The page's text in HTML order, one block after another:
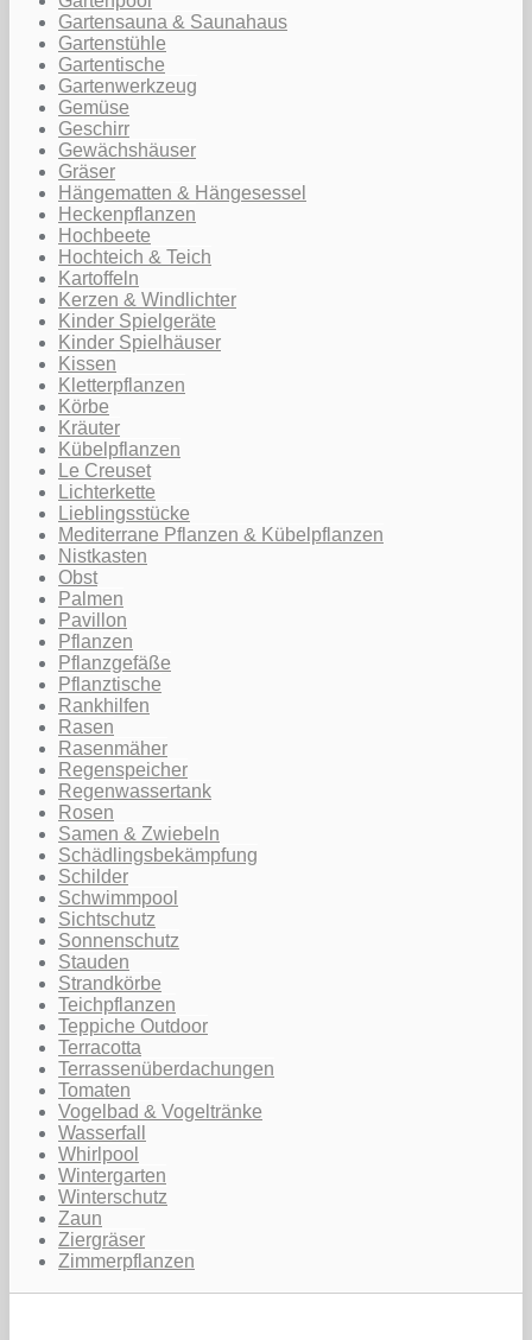
Gartensauna & Saunahaus
Gartenstühle
Gartentische
Gartenwerkzeug
Gemüse
Geschirr
Gewächshäuser
Gräser
Hängematten & Hängesessel
Heckenpflanzen
Hochbeete
Hochteich & Teich
Kartoffeln
Kerzen & Windlichter
Kinder Spielgeräte
Kinder Spielhäuser
Kissen
Kletterpflanzen
Körbe
Kräuter
Kübelpflanzen
Le Creuset
Lichterkette
Lieblingsstücke
Mediterrane Pflanzen & Kübelpflanzen
Nistkasten
Obst
Palmen
Pavillon
Pflanzen
Pflanzgefäße
Pflanztische
Rankhilfen
Rasen
Rasenmäher
Regenspeicher
Regenwassertank
Rosen
Samen & Zwiebeln
Schädlingsbekämpfung
Schilder
Schwimmpool
Sichtschutz
Sonnenschutz
Stauden
Strandkörbe
Teichpflanzen
Teppiche Outdoor
Terracotta
Terrassenüberdachungen
Tomaten
Vogelbad & Vogeltränke
Wasserfall
Whirlpool
Wintergarten
Winterschutz
Zaun
Ziergräser
Zimmerpflanzen